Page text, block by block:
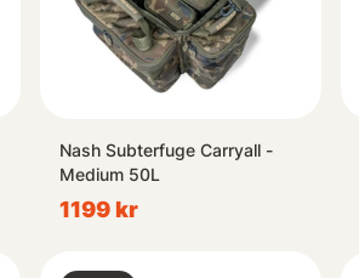
Nash Subterfuge Carryall -
Medium 50L
1199 kr